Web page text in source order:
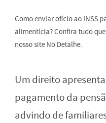
Como enviar ofício ao INSS
alimentícia? Confira tudo
nosso site No Detalhe.
Um direito
pagamento da
advindo de